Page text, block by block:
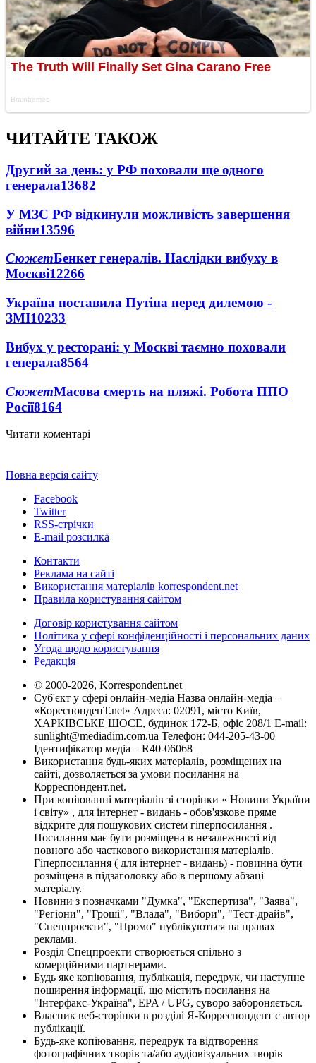
ЧИТАЙТЕ ТАКОЖ
Другий за день: у РФ поховали ще одного
генерала13682
У МЗС РФ відкинули можливість завершення
війни13596
СюжетБенкет генералів. Наслідки вибуху в
Москві12266
Україна поставила Путіна перед дилемою -
ЗМІ10233
Вибух у ресторані: у Москві таємно поховали
генерала8564
СюжетМасова смерть на пляжі. Робота ППО
Росії8164
Читати коментарі
Повна версія сайту
Facebook
Twitter
RSS-стрічки
E-mail розсилка
Контакти
Реклама на сайті
Використання матеріалів korrespondent.net
Правила користування сайтом
Договір користування сайтом
Політика у сфері конфіденційності і персональних даних
Угода щодо користування
Редакція
© 2000-2026, Korrespondent.net
Суб'єкт у сфері онлайн-медіа Назва онлайн-медіа –
«КореспонденТ.net» Адреса: 02091, місто Київ,
ХАРКІВСЬКЕ ШОСЕ, будинок 172-Б, офіс 208/1 E-mail:
sunlight@mediadim.com.ua Телефон: 044-205-43-00
Ідентифікатор медіа – R40-06068
Використання будь-яких матеріалів, розміщених на
сайті, дозволяється за умови посилання на
Корреспондент.net.
При копіюванні матеріалів зі сторінки « Новини України
і світу» , для інтернет - видань - обов'язкове пряме
відкрите для пошукових систем гіперпосилання .
Посилання має бути розміщена в незалежності від
повного або часткового використання матеріалів.
Гіперпосилання ( для інтернет - видань) - повинна бути
розміщена в підзаголовку або в першому абзаці
матеріалу.
Новини з позначками "Думка", "Експертиза", "Заява",
"Регіони", "Гроші", "Влада", "Вибори", "Тест-драйв",
"Спецпроекти", "Промо" публікуються на правах
реклами.
Розділ Спецпроекти створюється спільно з
комерційними партнерами.
Будь яке копіювання, публікація, передрук, чи наступне
поширення інформації, що містить посилання на
"Інтерфакс-Україна", EPA / UPG, суворо забороняється.
Власник веб-сторінки в розділі Я-Корреспондент є автор
публікації.
Будь-яке копіювання, передрук та відтворення
фотографічних творів та/або аудіовізуальних творів